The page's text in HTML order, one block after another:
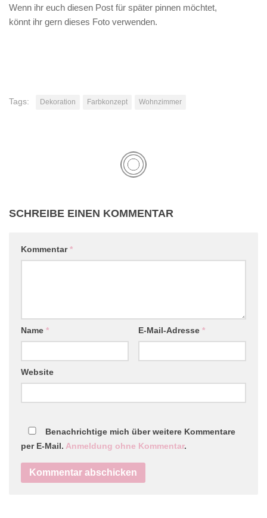
Wenn ihr euch diesen Post für später pinnen möchtet,
könnt ihr gern dieses Foto verwenden.
Tags: Dekoration Farbkonzept Wohnzimmer
SCHREIBE EINEN KOMMENTAR
Kommentar*
Name * E-Mail-Adresse *
Website
Benachrichtige mich über weitere Kommentare
per E-Mail. Anmeldung ohne Kommentar.